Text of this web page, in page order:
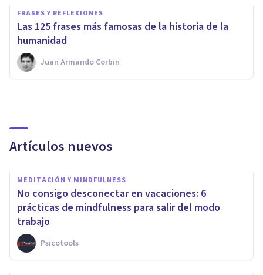
FRASES Y REFLEXIONES
Las 125 frases más famosas de la historia de la
humanidad
Juan Armando Corbin
Artículos nuevos
MEDITACIÓN Y MINDFULNESS
No consigo desconectar en vacaciones: 6
prácticas de mindfulness para salir del modo
trabajo
Psicotools